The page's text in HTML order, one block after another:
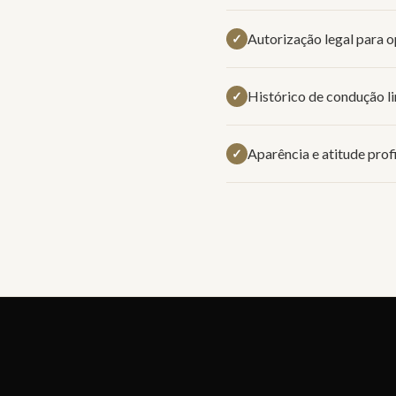
✓ Autorização legal para
✓ Histórico de condução
✓ Aparência e atitude